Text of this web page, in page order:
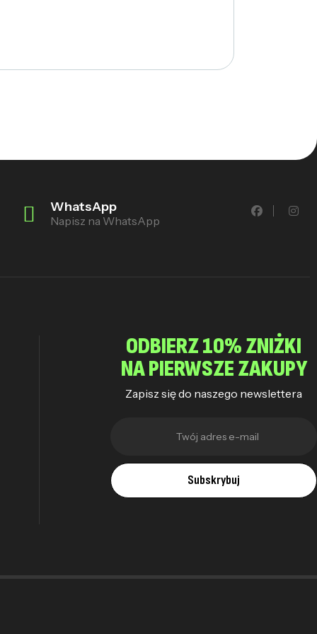
WhatsApp
Napisz na WhatsApp
ODBIERZ 10% ZNIŻKI
NA PIERWSZE ZAKUPY
Zapisz się do naszego newslettera
Subskrybuj